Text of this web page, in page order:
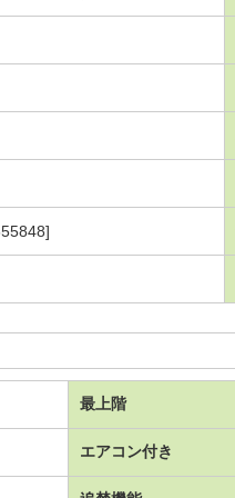
最上階
エアコン付き